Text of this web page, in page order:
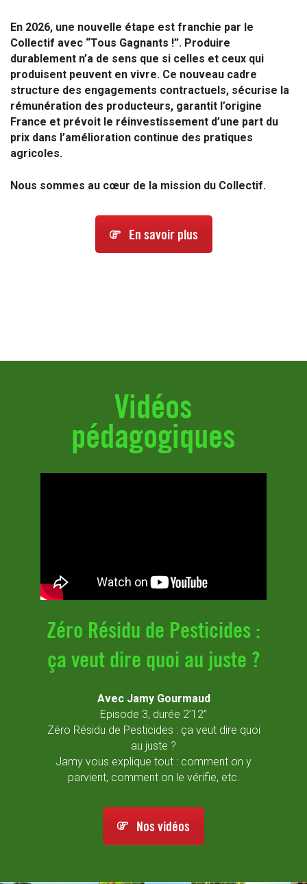
En 2026, une nouvelle étape est franchie par le
Collectif avec “Tous Gagnants !”. Produire
durablement n’a de sens que si celles et ceux qui
produisent peuvent en vivre. Ce nouveau cadre
structure des engagements contractuels, sécurise la
rémunération des producteurs, garantit l’origine
France et prévoit le réinvestissement d’une part du
prix dans l’amélioration continue des pratiques
agricoles.
Nous sommes au cœur de la mission du Collectif.
En savoir plus
Vidéos
pédagogiques
Zéro Résidu de Pesticides :
ça veut dire quoi au juste ?
Avec Jamy Gourmaud
Episode 3, durée 2’12’’
Zéro Résidu de Pesticides : ça veut dire quoi
au juste ?
Jamy vous explique tout : comment on y
parvient, comment on le vérifie, etc.
Nos vidéos